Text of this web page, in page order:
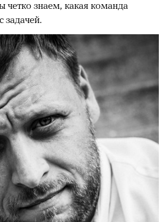
знаем, какая команда
задачей.